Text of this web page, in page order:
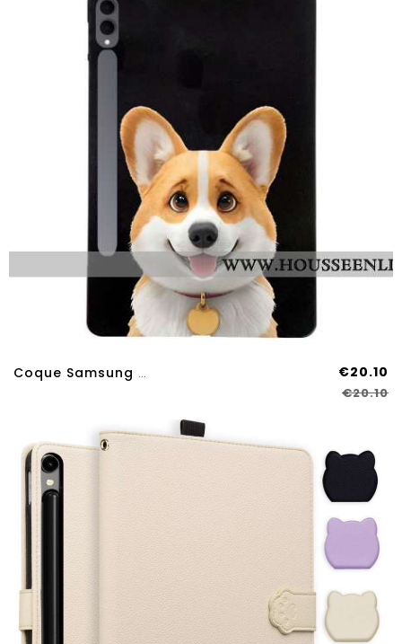
Coque Samsung Galaxy Tab S11 Ultra Corgi €20.10
€20.10